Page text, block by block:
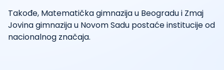
Takođe, Matematička gimnazija u Beogradu i Zmaj
Jovina gimnazija u Novom Sadu postaće institucije od
nacionalnog značaja.